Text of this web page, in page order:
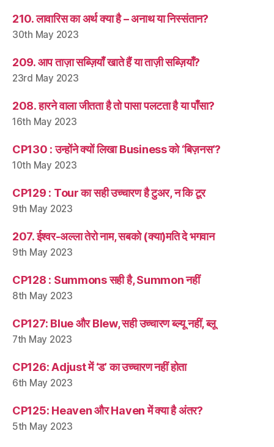
210. लावारिस का अर्थ क्या है – अनाथ या निस्संतान?
30th May 2023
209. आप ताज़ा सब्ज़ियाँ खाते हैं या ताज़ी सब्ज़ियाँ?
23rd May 2023
208. हारने वाला जीतता है तो पासा पलटता है या पाँसा?
16th May 2023
CP130 : उन्होंने क्यों लिखा Business को ‘बिज़नस’?
10th May 2023
CP129 : Tour का सही उच्चारण है टुअर, न कि टूर
9th May 2023
207. ईश्वर-अल्ला तेरो नाम, सबको (क्या)मति दे भगवान
9th May 2023
CP128 : Summons सही है, Summon नहीं
8th May 2023
CP127: Blue और Blew, सही उच्चारण ब्ल्यू नहीं, ब्लू
7th May 2023
CP126: Adjust में ‘ड’ का उच्चारण नहीं होता
6th May 2023
CP125: Heaven और Haven में क्या है अंतर?
5th May 2023